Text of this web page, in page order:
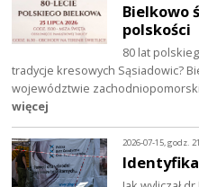
Bielkowo
polskości
80 lat
tradycje kresowych Sąsiadowic?
województwie
więcej
2026-07-15, godz.